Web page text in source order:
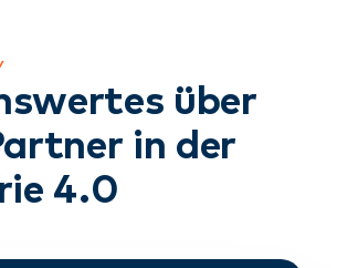
über
in der
4.0